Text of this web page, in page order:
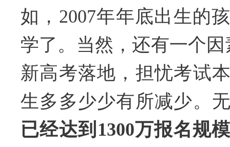
如，2007年年底出生的
学了。当然，还有一个
新高考落地，担忧考试
生多多少少有所减少。
已经达到1300万报名规